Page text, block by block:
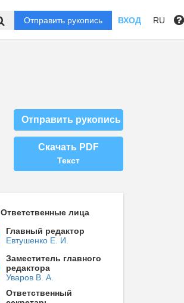
Отправить рукопись ВХОД RU
Отправить рукопись
Скачать PDF
Текст
Ответственные лица
Главный редактор
Евтушенко Е. И.
Заместитель главного
редактора
Уваров В. А.
Ответственный